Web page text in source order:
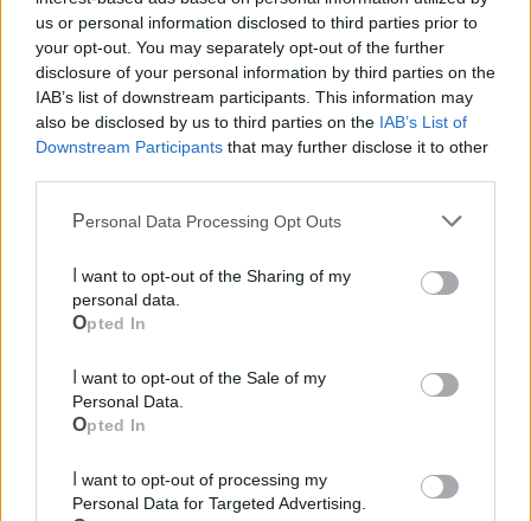
us or personal information disclosed to third parties prior to
your opt-out. You may separately opt-out of the further
disclosure of your personal information by third parties on the
IAB’s list of downstream participants. This information may
also be disclosed by us to third parties on the IAB’s List of
Downstream Participants that may further disclose it to other
Personal Data Processing Opt Outs
personal data.
Opted In
Personal Data.
Opted In
Personal Data for Targeted Advertising.
Cia Agricoltori Italiani | Puglia - Area Due
Due Mari
Le ultime notizie di Castellaneta